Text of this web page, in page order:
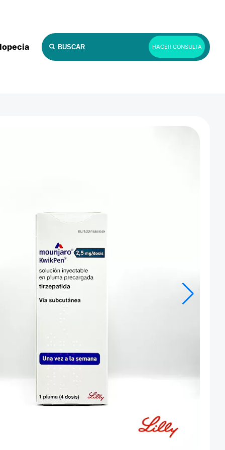
HACER CONSULTA